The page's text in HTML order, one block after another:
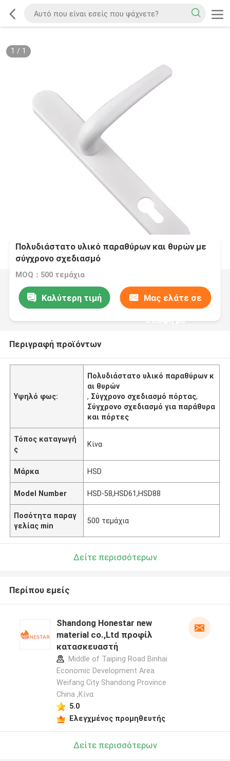
1 / 1
Πολυδιάστατο υλικό παραθύρων και θυρών με
σύγχρονο σχεδιασμό
MOQ：500 τεμάχια
Καλύτερη τιμή Μας ελάτε σε
επαφή με
Περιγραφή προϊόντων
Υψηλό φως:
Πολυδιάστατο υλικό παραθύρων κ
αι θυρών
, Σύγχρονο σχεδιασμό πόρτας,
Σύγχρονο σχεδιασμό για παράθυρα
και πόρτες
Τόπος καταγωγή
ς
Κίνα
Μάρκα HSD
Model Number HSD-58,HSD61,HSD88
Ποσότητα παραγ
γελίας min
500 τεμάχια
Δείτε περισσότερων
Περίπου εμείς
Shandong Honestar new
material co.,Ltd προφίλ
κατασκευαστή
Middle of Taiping Road Binhai
Economic Development Area
Weifang City Shandong Province
China ,Κίνα
5.0
Ελεγχμένος προμηθευτής
Δείτε περισσότερων